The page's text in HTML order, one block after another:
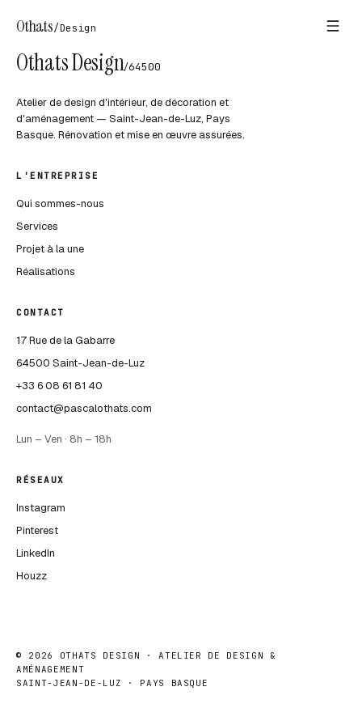
Othats/Design
Othats Design/64500
Atelier de design d'intérieur, de décoration et
d'aménagement — Saint-Jean-de-Luz, Pays
Basque. Rénovation et mise en œuvre assurées.
L'ENTREPRISE
Qui sommes-nous
Services
Projet à la une
Réalisations
CONTACT
17 Rue de la Gabarre
64500 Saint-Jean-de-Luz
+33 6 08 61 81 40
contact@pascalothats.com
Lun – Ven · 8h – 18h
RÉSEAUX
Instagram
Pinterest
LinkedIn
Houzz
© 2026
OTHATS DESIGN · ATELIER DE DESIGN &
AMÉNAGEMENT
SAINT-JEAN-DE-LUZ · PAYS BASQUE